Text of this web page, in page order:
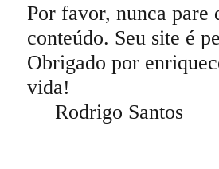
Por favor, nunca pare
conteúdo. Seu site é
Obrigado por
Rodrigo Santos